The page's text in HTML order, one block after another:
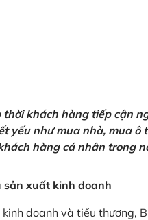
khách hàng tiếp cận
yếu như mua nhà, mua
hàng cá nhân trong
sản xuất kinh doanh
doanh và tiểu thương,